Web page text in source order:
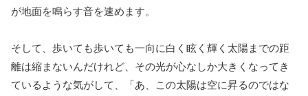
が地面を鳴らす音を速めます。
そして、歩いても歩いても一向に白く眩く輝く太陽までの距
離は縮まないんだけれど、その光が心なしか大きくなってき
ているような気がして、「あ、この太陽は空に昇るのではな